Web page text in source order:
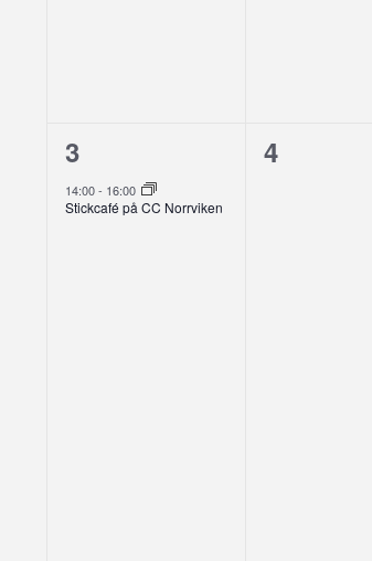
1
evenemang,
3
14:00- 16:00
Stickcafé på CC Norrviken
0
4